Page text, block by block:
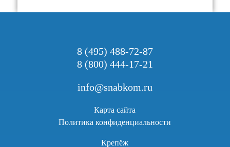
8 (495) 488-72-87
8 (800) 444-17-21
info@snabkom.ru
Карта сайта
Политика конфиденциальности
Крепёж